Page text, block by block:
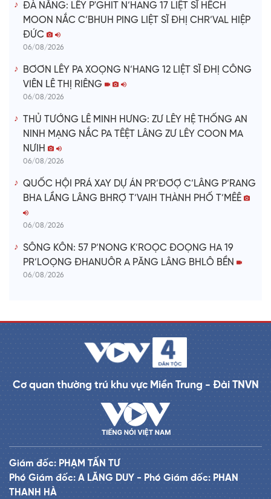
ĐÀ NẴNG: LÊY P'GHIT N’HANG 17 LIỆT SĨ HÊCH
MOON NẮC C’BHUH PING LIỆT SĨ ĐHỊ CHR’VAL HIỆP
ĐỨC
06/08/2026
BƠƠN LÊY PA XOỌNG N’HANG 12 LIỆT SĨ ĐHỊ CÔNG
VIÊN LÊ THỊ RIÊNG
06/08/2026
THỦ TƯỚNG LÊ MINH HƯNG: ZƯ LÊY HỆ THỐNG AN
NINH MẠNG NẮC PA TÊỆT LÂNG ZƯ LÊY COON MA
NƯIH
06/08/2026
QUỐC HỘI PRÁ XAY DỰ ÁN PR’ĐƠỢ C’LÂNG P’RANG
BHA LẦNG LÂNG BHRỢ T’VAIH THÀNH PHỐ T’MÊÊ
06/08/2026
SÔNG KÔN: 57 P’NONG K’ROỌC ĐOỌNG HA 19
PR’LOỌNG ĐHANUÔR A PĂNG LÂNG BHLÔ BỀN
06/08/2026
Cơ quan thường trú khu vực Miền Trung - Đài TNVN
Giám đốc: PHẠM TẤN TƯ
Phó Giám đốc: A LĂNG DUY - Phó Giám đốc: PHAN
THANH HÀ